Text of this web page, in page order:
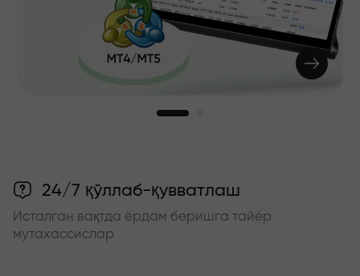
24/7 қўллаб-қувватлаш
Исталган вақтда ёрдам беришга тайёр
мутахассислар